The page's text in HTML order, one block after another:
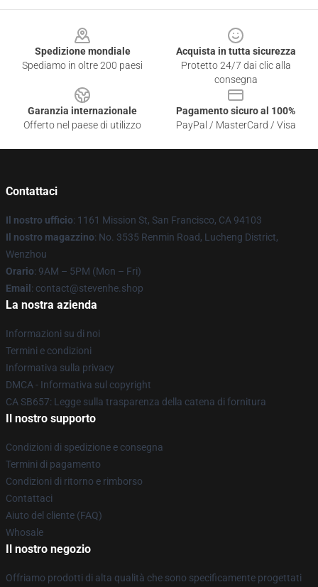
Spedizione mondiale
Spediamo in oltre 200 paesi
Acquista in tutta sicurezza
Protetto 24/7 dai clic alla
consegna
Garanzia internazionale
Offerto nel paese di utilizzo
Pagamento sicuro al 100%
PayPal / MasterCard / Visa
Contattaci
Il nostro ufficio: 1161 Mission St, San Francisco, CA 94103
Il nostro magazzino: No. 3535 Renmin Road, Lucheng District,
Wenzhou
Orario: 9AM – 5PM (Mon – Fri)
Email : contact@stevenhe.shop
La nostra azienda
Informazioni su di noi
Termini e condizioni
Informativa sulla privacy
DMCA - Informativa sul copyright
CA SB657: Legge sulla trasparenza della catena di fornitura
Il nostro supporto
Condizioni di spedizione e consegna
Termini di pagamento
Condizioni di ritorno e rimborso
Contattaci
Aiuto del cliente (FAQ)
Whosale
Il nostro negozio
Offriamo prodotti di alta qualità che sono specificamente progettati